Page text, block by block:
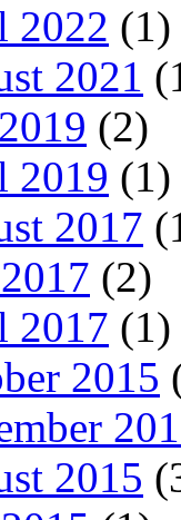
2022 (1)
2021
(2)
2019 (1)
2017
(2)
2017 (1)
2015
2015